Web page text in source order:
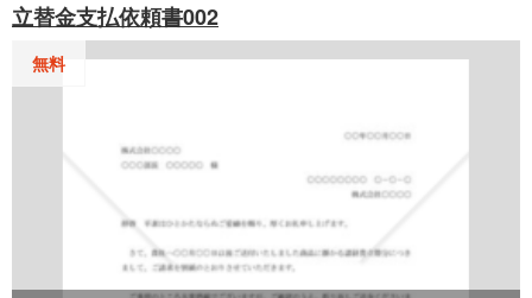
立替金支払依頼書002
無料